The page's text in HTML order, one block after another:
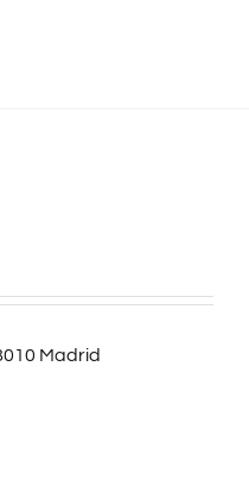
Madrid